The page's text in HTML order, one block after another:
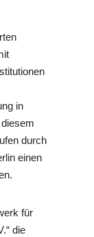
in
durch
einen
für
die